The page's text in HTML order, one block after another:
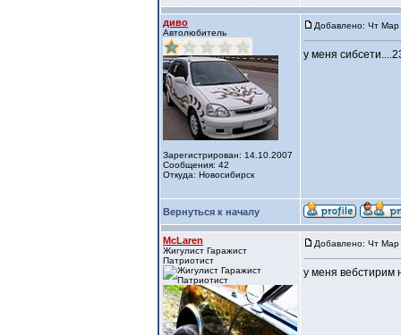
диво
Автолюбитель
Зарегистрирован: 14.10.2007
Сообщения: 42
Откуда: Новосибирск
Добавлено: Чт
у меня
Вернуться к началу
McLaren
Жигулист Гаражист
Патриотист
Добавлено: Чт
у меня вебстирим